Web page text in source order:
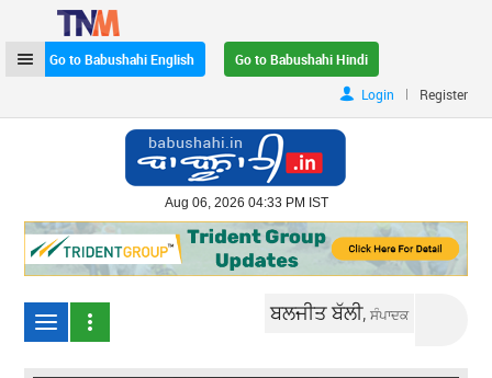
Go to Babushahi English
Go to Babushahi Hindi
Login
| Register
Aug 06, 2026 04:33 PM IST
ਬਲਜੀਤ ਬੱਲੀ,ਸੰਪਾਦਕ